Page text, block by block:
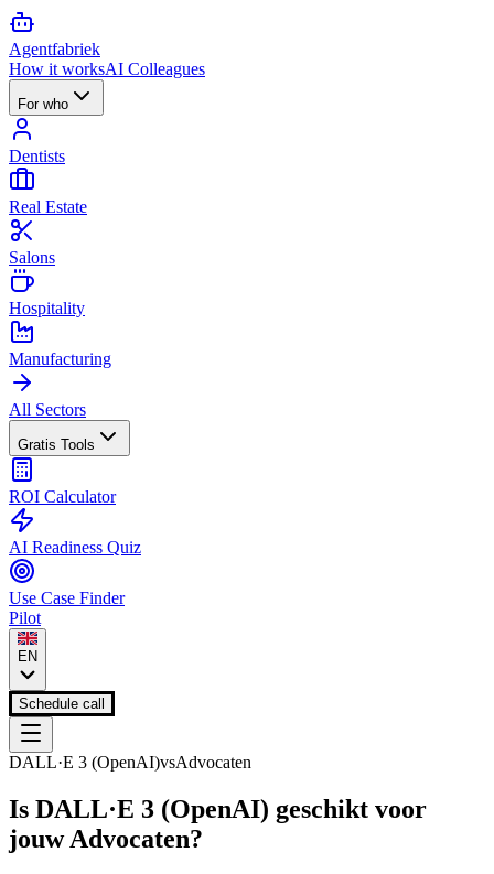
Agentfabriek
How it worksAI Colleagues
For who
Dentists
Real Estate
Salons
Hospitality
Manufacturing
All Sectors
Gratis Tools
ROI Calculator
AI Readiness Quiz
Use Case Finder
Pilot
EN
Schedule call
DALL·E 3 (OpenAI)vsAdvocaten
Is DALL·E 3 (OpenAI) geschikt voor
jouwAdvocaten?